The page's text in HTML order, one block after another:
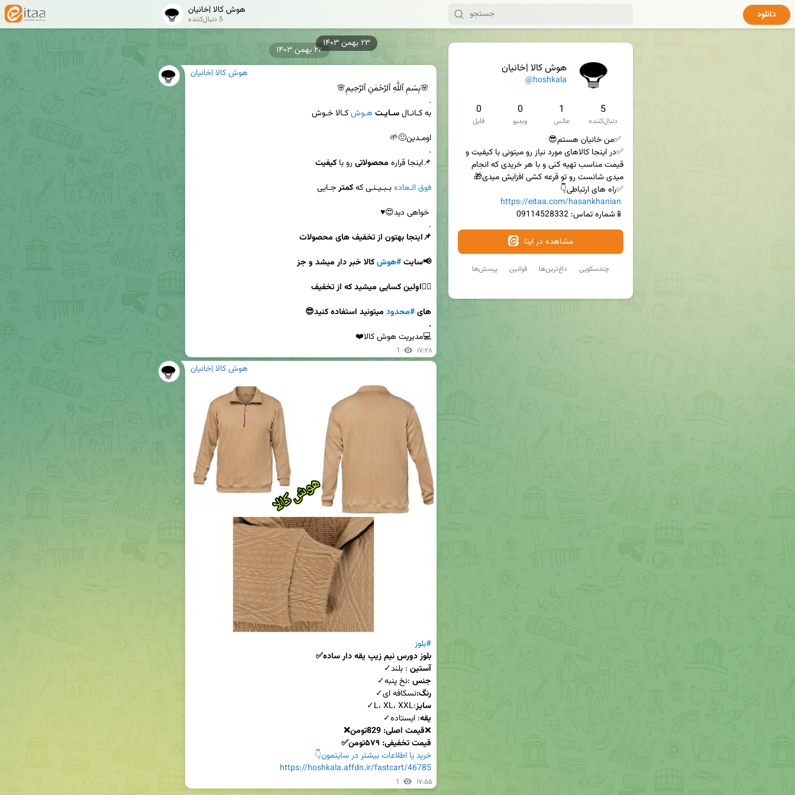
۲۳ بهمن ۱۴۰۳
هوش کالا |خانیان
@hoshkala
5
دنبال‌کننده
1
عکس
0
ویدیو
0
فایل
https://eitaa.com/hasankhanian
📱شماره تماس: 09114528332
مشاهده در ایتا
پرسش‌ها قوانین داغ‌ترین‌ها چندسکویی
هوش کالا |خانیان
5 دنبال‌کننده دانلود
هوش کالا |خانیان
به کـانـال سـایـت هـوش
📌اینجا قراره محصولاتی رو با کیفیت
فوق الـعاده بـبـیـنـی که کمتر
.
📢سایت #هوش
های #محدود
.
💻مدیریت هوش کالا❤️
1 ۱۷:۲۸
۲۲ بهمن ۱۴۰۳
هوش کالا |خانیان
#بلوز
بلوز دورس نیم زیپ یقه دار ساده✅
آستین : بلند✓
جنس :نخ پنبه✓
رنگ:نسکافه ای✓
سایز:L، XL، XXL✓
یقه
❌قیمت اصلی: 829تومن❌
قیمت تخفیفی: ۵۷۹تومن✅
خرید یا اطلاعات بیشتر در سایتمون👇
https://hoshkala.affdn.ir/fastcart/46785
1 ۱۷:۵۵